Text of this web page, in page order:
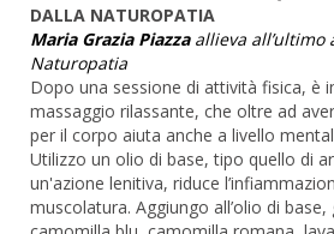
DALLA NATUROPATIA
Maria Grazia Piazzaallieva all’ultimo
Naturopatia
Dopo una sessione di attività fisica, è
massaggio rilassante, che oltre ad
per il corpo aiuta anche a livello
Utilizzo un olio di base, tipo quello di
un'azione lenitiva, riduce
muscolatura. Aggiungo all’olio di base,